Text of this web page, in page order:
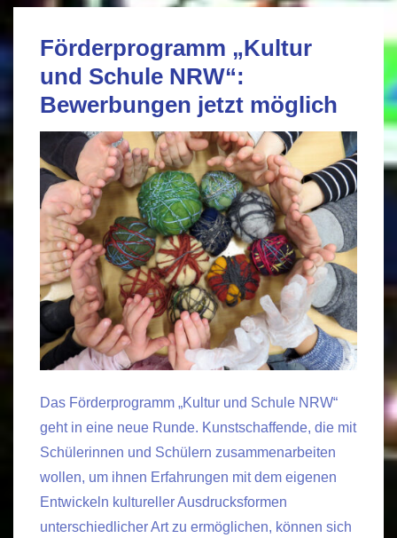
Förderprogramm „Kultur
und Schule NRW“:
Bewerbungen jetzt möglich
Das Förderprogramm „Kultur und Schule NRW“
geht in eine neue Runde. Kunstschaffende, die mit
Schülerinnen und Schülern zusammenarbeiten
wollen, um ihnen Erfahrungen mit dem eigenen
Entwickeln kultureller Ausdrucksformen
unterschiedlicher Art zu ermöglichen, können sich